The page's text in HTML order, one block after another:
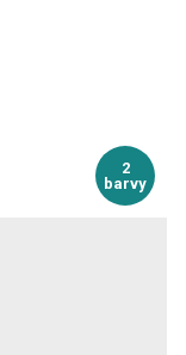
2
barvy